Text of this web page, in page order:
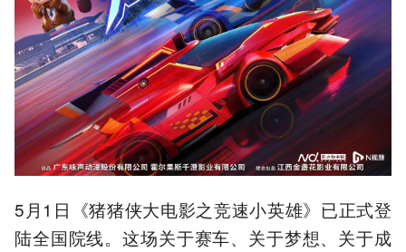
5月1日《猪猪侠大电影之竞速小英雄》已正式登
陆全国院线。这场关于赛车、关于梦想、关于成